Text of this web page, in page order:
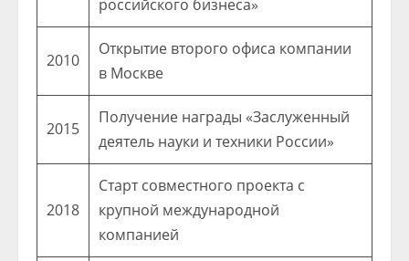
российского бизнеса»
2010
Открытие второго офиса компании
в Москве
2015
Получение награды «Заслуженный
деятель науки и техники России»
2018
Старт совместного проекта с
крупной международной
компанией